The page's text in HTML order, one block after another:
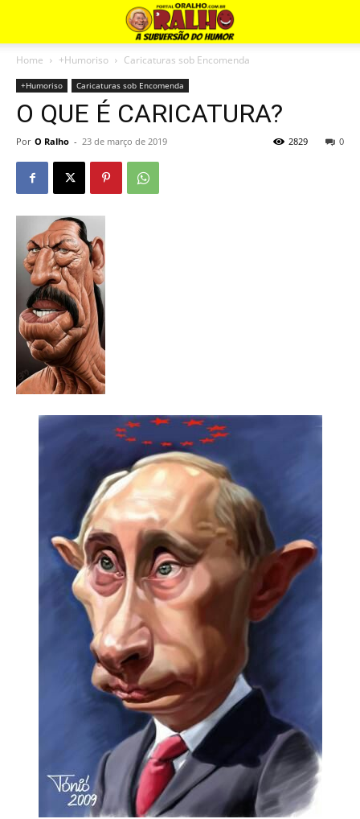
Home +Humoriso Caricaturas sob Encomenda
+Humoriso Caricaturas sob Encomenda
O QUE É CARICATURA?
Por O Ralho - 23 de março de 2019 0
2829